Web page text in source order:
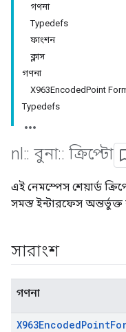
গণনা
Typedefs
ফাংশন
ক্লাস
গণনা
X963EncodedPoint
Typedefs
nl :: বুনা:: ক্রিপ্টো
এই নেমস্পেস শেয়ার্ড
সমস্ত ইন্টারফেস অন্তর্ভুক্ত
সারাংশ
গণনা
X963EncodedPoint